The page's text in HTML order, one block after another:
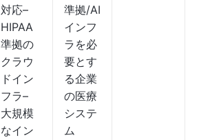
対応–
HIPAA
準拠の
クラウ
ドイン
フラ–
大規模
なイン
準拠/AI
インフ
ラを必
要とす
る企業
の医療
システ
ム